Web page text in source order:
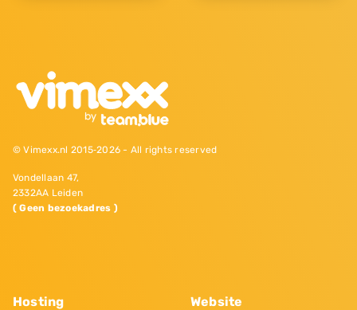
© Vimexx.nl 2015‐2026 - All rights reserved
Vondellaan 47,
2332AA Leiden
( Geen bezoekadres )
Hosting Website